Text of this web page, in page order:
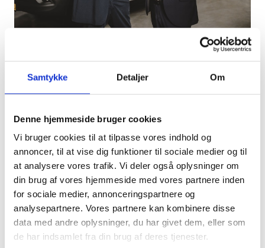
Samtykke Detaljer Om
Denne hjemmeside bruger cookies
Vi bruger cookies til at tilpasse vores indhold og
annoncer, til at vise dig funktioner til sociale medier og til
at analysere vores trafik. Vi deler også oplysninger om
din brug af vores hjemmeside med vores partnere inden
for sociale medier, annonceringspartnere og
analysepartnere. Vores partnere kan kombinere disse
data med andre oplysninger, du har givet dem, eller som
de har indsamlet fra din brug af deres tjenester.
Ingen personer med demens skal blive væk
Otiom A/S blev stiftet i slutningen af 2018 som
resultatet af et OPI-samarbejde mellem
personer med demens, pårørende,
universiteter. Formålet med samarbejdet var at
forhindre, at personer med demens bliver væk.
Otiom er en lokaliseringsløsning, der beskytter
personer med demens mod at blive væk. I
Optiom er det muligt at oprette geografiske
tryghedsniveauer, som definerer, hvor personen